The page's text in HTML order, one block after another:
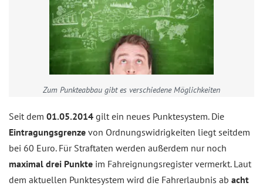
Zum Punkteabbau gibt es verschiedene Möglichkeiten
Seit dem 01.05.2014 gilt ein neues Punktesystem. Die
Eintragungsgrenze von Ordnungswidrigkeiten liegt seitdem
bei 60 Euro. Für Straftaten werden außerdem nur noch
maximal drei Punkte im Fahreignungsregister vermerkt. Laut
dem aktuellen Punktesystem wird die Fahrerlaubnis ab acht